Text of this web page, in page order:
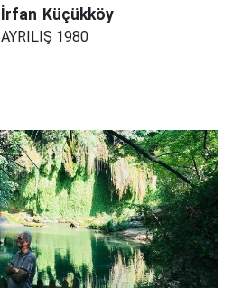
İrfan Küçükköy
AYRILIŞ 1980